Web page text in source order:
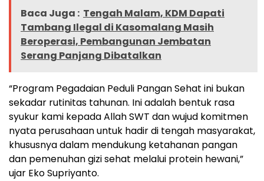
Baca Juga : Tengah Malam, KDM Dapati
Tambang Ilegal di Kasomalang Masih
Beroperasi, Pembangunan Jembatan
Serang Panjang Dibatalkan
“Program Pegadaian Peduli Pangan Sehat ini bukan
sekadar rutinitas tahunan. Ini adalah bentuk rasa
syukur kami kepada Allah SWT dan wujud komitmen
nyata perusahaan untuk hadir di tengah masyarakat,
khususnya dalam mendukung ketahanan pangan
dan pemenuhan gizi sehat melalui protein hewani,”
ujar Eko Supriyanto.